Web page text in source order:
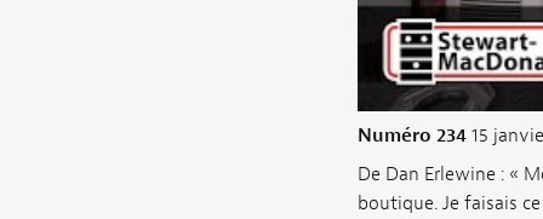
Numéro 23415
De Dan Erlewine : «
boutique. Je faisais